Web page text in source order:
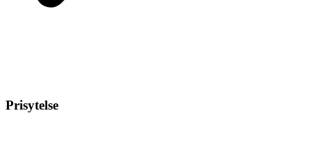
Prisytelse